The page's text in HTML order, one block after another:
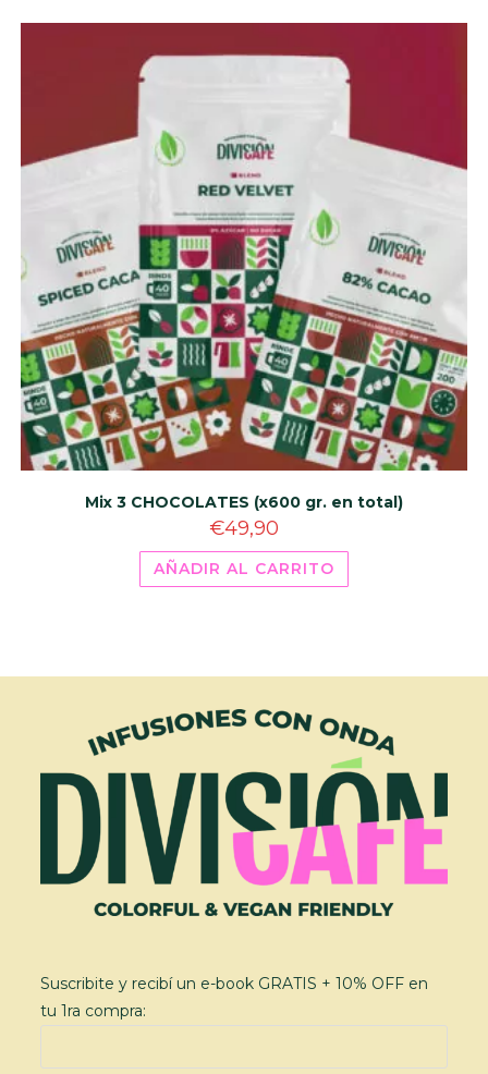
Mix 3 CHOCOLATES (x600 gr. en total)
€49,90
AÑADIR AL CARRITO
Suscribite y recibí un e-book GRATIS + 10% OFF en
tu 1ra compra: